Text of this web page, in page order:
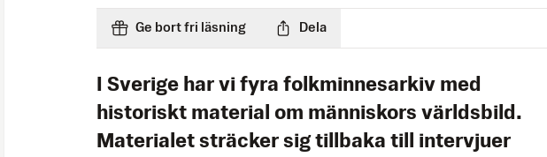
Ge bort fri läsning Dela
I Sverige har vi fyra folkminnesarkiv med
historiskt material om människors världsbild.
Materialet sträcker sig tillbaka till intervjuer